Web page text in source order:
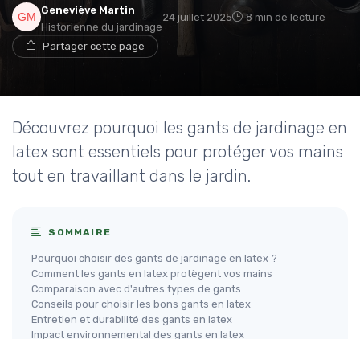
Geneviève Martin
Historienne du jardinage
24 juillet 2025 8 min de lecture
Partager cette page
Découvrez pourquoi les gants de jardinage en
latex sont essentiels pour protéger vos mains
tout en travaillant dans le jardin.
SOMMAIRE
Pourquoi choisir des gants de jardinage en latex ?
Comment les gants en latex protègent vos mains
Comparaison avec d'autres types de gants
Conseils pour choisir les bons gants en latex
Entretien et durabilité des gants en latex
Impact environnemental des gants en latex